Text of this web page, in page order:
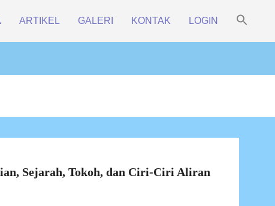
ARTIKEL GALERI KONTAK LOGIN
Sejarah, Tokoh, dan Ciri-Ciri Aliran